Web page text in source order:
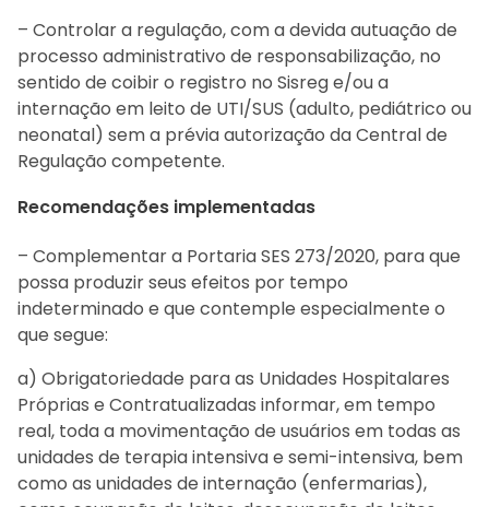
– Controlar a regulação, com a devida autuação de
processo administrativo de responsabilização, no
sentido de coibir o registro no Sisreg e/ou a
internação em leito de UTI/SUS (adulto, pediátrico ou
neonatal) sem a prévia autorização da Central de
Regulação competente.
Recomendações implementadas
– Complementar a Portaria SES 273/2020, para que
possa produzir seus efeitos por tempo
indeterminado e que contemple especialmente o
que segue:
a) Obrigatoriedade para as Unidades Hospitalares
Próprias e Contratualizadas informar, em tempo
real, toda a movimentação de usuários em todas as
unidades de terapia intensiva e semi-intensiva, bem
como as unidades de internação (enfermarias),